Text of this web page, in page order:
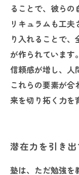
ることで、彼らの
リキュラムも工
り入れることで
が作られています
信頼感が増し、人
これらの要素が
来を切り拓く力を
潜在力を引き
塾は、ただ勉強を